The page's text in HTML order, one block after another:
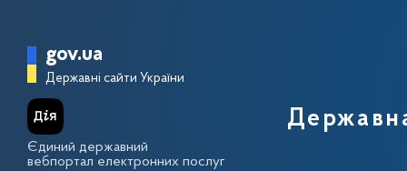
Головна сторінка Державної
gov.ua
Державні сайти України
Єдиний державний
вебпортал електронних послуг